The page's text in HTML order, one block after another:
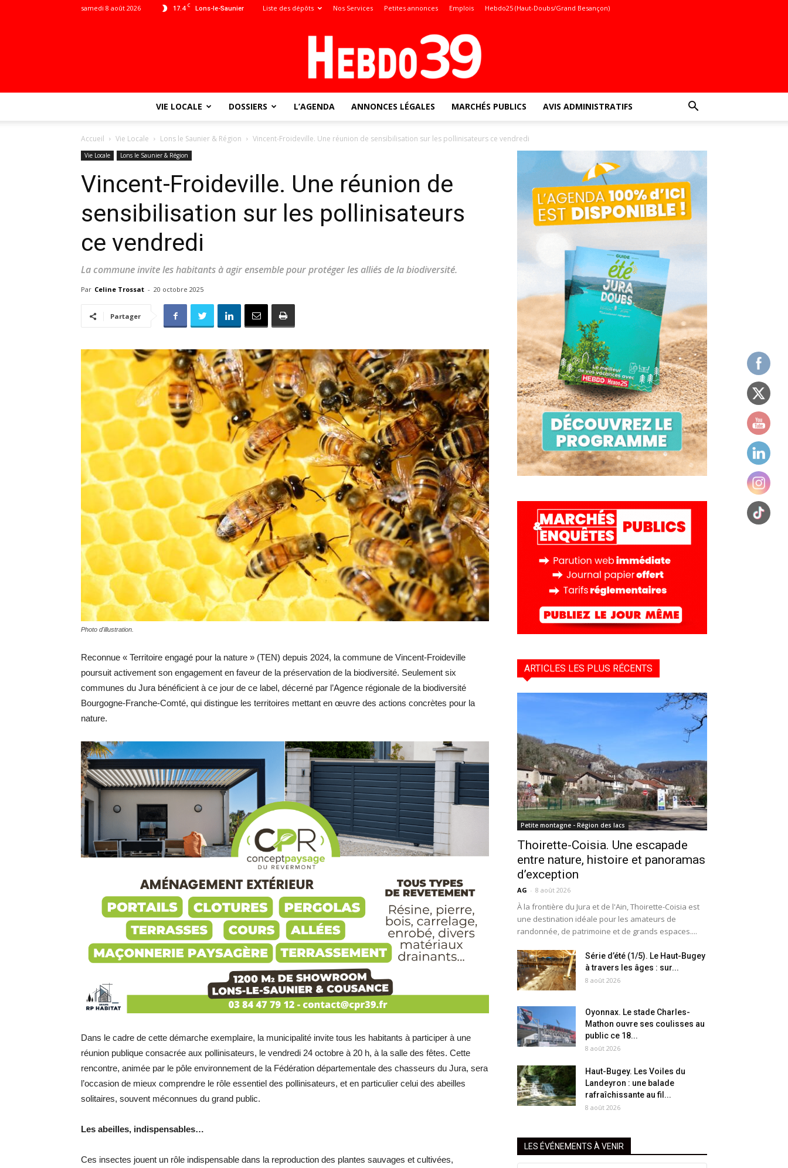
17.4 C Lons-le-Saunier
samedi 8 août 2026 Liste des dépôts Nos Services Petites annonces Emplois Hebdo25 (Haut-Doubs/Grand Besançon)
toute
l'info
locale
–
Hebdo39
VIE LOCALE DOSSIERS L’AGENDA ANNONCES LÉGALES MARCHÉS PUBLICS AVIS ADMINISTRATIFS
Accueil Vie Locale Lons le Saunier & Région Vincent-Froideville. Une réunion de sensibilisation sur les pollinisateurs ce vendredi
Vie Locale Lons le Saunier & Région
Vincent-Froideville. Une réunion de
sensibilisation sur les pollinisateurs
ce vendredi
La commune invite les habitants à agir ensemble pour protéger les alliés de la biodiversité.
Par Celine Trossat - 20 octobre 2025
Partager
Photo d'illustration.
Reconnue « Territoire engagé pour la nature » (TEN) depuis 2024, la commune de Vincent-Froideville
poursuit activement son engagement en faveur de la préservation de la biodiversité. Seulement six
communes du Jura bénéficient à ce jour de ce label, décerné par l’Agence régionale de la biodiversité
Bourgogne-Franche-Comté, qui distingue les territoires mettant en œuvre des actions concrètes pour la
nature.
Dans le cadre de cette démarche exemplaire, la municipalité invite tous les habitants à participer à une
réunion publique consacrée aux pollinisateurs, le vendredi 24 octobre à 20 h, à la salle des fêtes. Cette
rencontre, animée par le pôle environnement de la Fédération départementale des chasseurs du Jura, sera
l’occasion de mieux comprendre le rôle essentiel des pollinisateurs, et en particulier celui des abeilles
solitaires, souvent méconnues du grand public.
Les abeilles, indispensables…
Ces insectes jouent un rôle indispensable dans la reproduction des plantes sauvages et cultivées,
ARTICLES LES PLUS RÉCENTS
Petite montagne - Région des lacs
Thoirette-Coisia. Une escapade
entre nature, histoire et panoramas
d’exception
AG - 8 août 2026
À la frontière du Jura et de l'Ain, Thoirette-Coisia est
une destination idéale pour les amateurs de
randonnée, de patrimoine et de grands espaces....
Série d’été (1/5). Le Haut-Bugey
à travers les âges : sur...
8 août 2026
Oyonnax. Le stade Charles-
Mathon ouvre ses coulisses au
public ce 18...
8 août 2026
Haut-Bugey. Les Voiles du
Landeyron : une balade
rafraîchissante au fil...
8 août 2026
LES ÉVÉNEMENTS À VENIR